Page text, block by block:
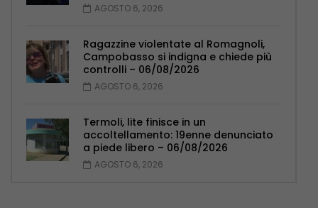
AGOSTO 6, 2026
Ragazzine violentate al Romagnoli,
Campobasso si indigna e chiede più
controlli – 06/08/2026
AGOSTO 6, 2026
Termoli, lite finisce in un
accoltellamento: 19enne denunciato
a piede libero – 06/08/2026
AGOSTO 6, 2026